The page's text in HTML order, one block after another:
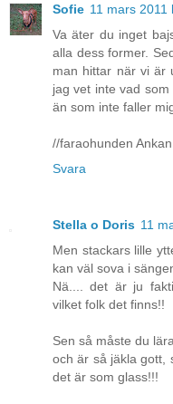
Sofie 11 mars 2011
Va äter du inget
alla dess former.
man hittar när vi är
jag vet inte vad
än som inte faller
//faraohunden Ankan
Svara
Stella o Doris 11
Men stackars lille
kan väl sova i
Nä.... det är ju
vilket folk det finns!!
Sen så måste du
och är så jäkla gott,
det är som glass!!!